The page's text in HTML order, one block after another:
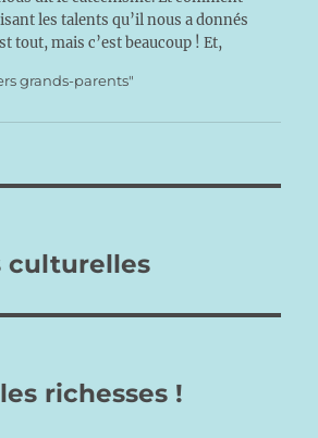
les talents qu’il nous a donnés
tout, mais c’est beaucoup ! Et,
grands-parents"
culturelles
richesses !